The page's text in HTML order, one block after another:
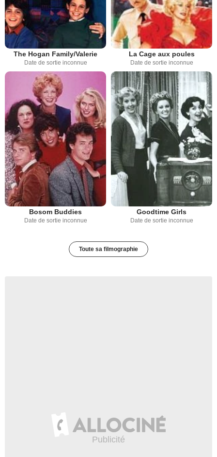
The Hogan Family/Valerie
Date de sortie inconnue
La Cage aux poules
Date de sortie inconnue
Bosom Buddies
Date de sortie inconnue
Goodtime Girls
Date de sortie inconnue
Toute sa filmographie